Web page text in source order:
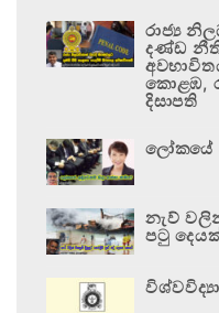
රාජ්‍ය
දණ්ඩ නීති
කොළඹ,
දිසාපති
ලෝකයේ
නැව්
පටු